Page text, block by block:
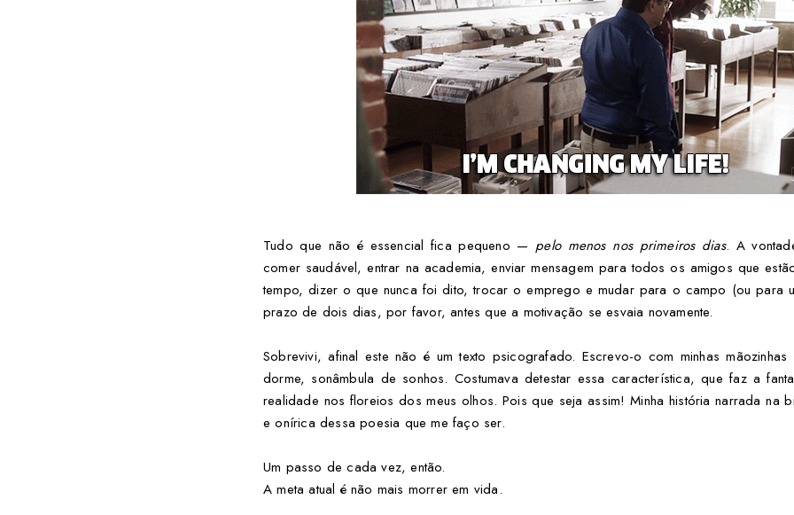
Tudo que não é essencial fica pequeno — pelo menos nos primeiros dias. A
comer saudável, entrar na academia, enviar mensagem para todos os amigos que
tempo, dizer o que nunca foi dito, trocar o emprego e mudar para o campo (ou para
prazo de dois dias, por favor, antes que a motivação se esvaia novamente.
Sobrevivi, afinal este não é um texto psicografado. Escrevo-o com minhas
dorme, sonâmbula de sonhos. Costumava detestar essa característica, que faz a
realidade nos floreios dos meus olhos. Pois que seja assim! Minha história narrada na
e onírica dessa poesia que me faço ser.
Um passo de cada vez, então.
A meta atual é não mais morrer em vida.